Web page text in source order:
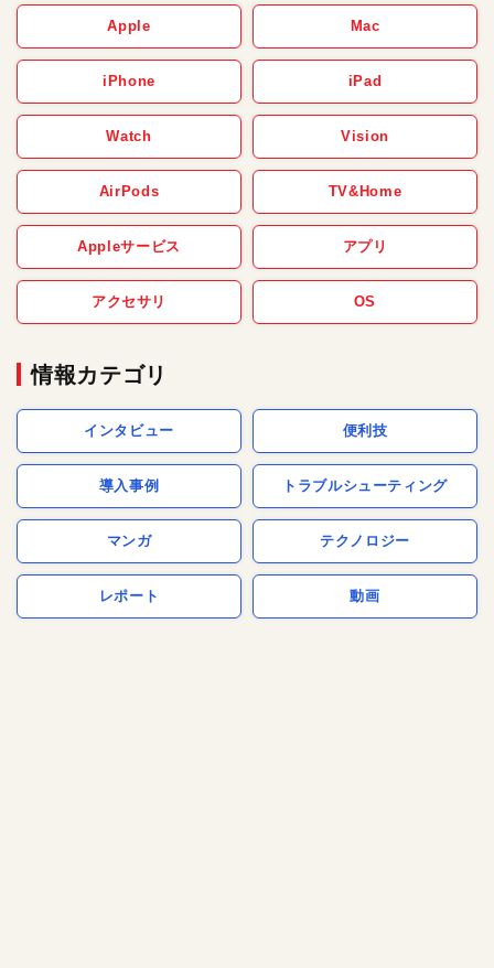
Apple Mac
iPhone iPad
Watch Vision
AirPods TV&Home
Appleサービス アプリ
アクセサリ OS
情報カテゴリ
インタビュー 便利技
導入事例 トラブルシューティング
マンガ テクノロジー
レポート 動画